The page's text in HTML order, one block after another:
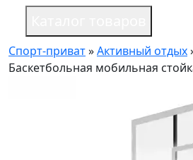
Спорт-приват»Активный отдых
Баскетбольная мобильная